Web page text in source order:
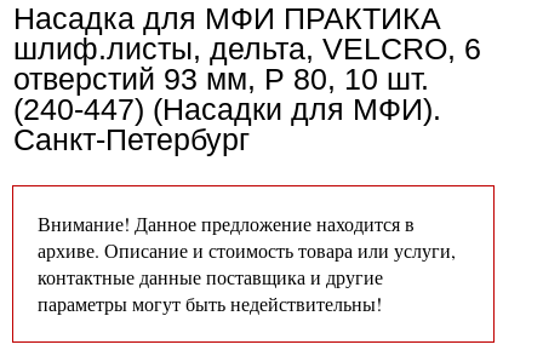
Насадка для МФИ ПРАКТИКА
шлиф.листы, дельта, VELCRO, 6
отверстий 93 мм, P 80, 10 шт.
(240-447) (Насадки для МФИ).
Санкт-Петербург
Внимание! Данное предложение находится в
архиве. Описание и стоимость товара или услуги,
контактные данные поставщика и другие
параметры могут быть недействительны!